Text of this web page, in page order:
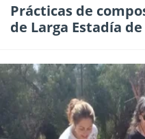
Prácticas de
de Larga Estadía